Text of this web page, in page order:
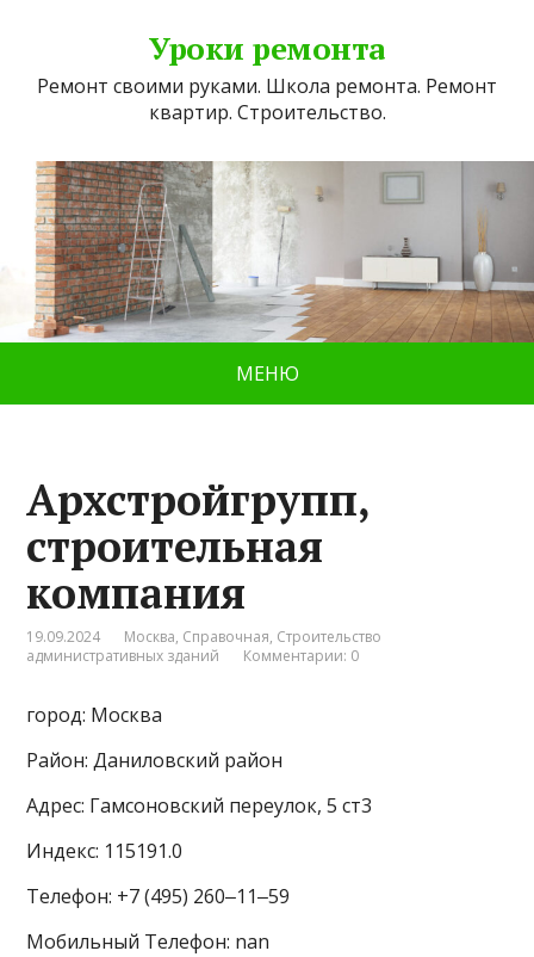
Уроки ремонта
Ремонт своими руками. Школа ремонта. Ремонт
квартир. Строительство.
МЕНЮ
Архстройгрупп,
строительная
компания
19.09.2024 Москва, Справочная, Строительство
административных зданий
Комментарии: 0
город: Москва
Район: Даниловский район
Адрес: Гамсоновский переулок, 5 ст3
Индекс: 115191.0
Телефон: +7 (495) 260‒11‒59
Мобильный Телефон: nan